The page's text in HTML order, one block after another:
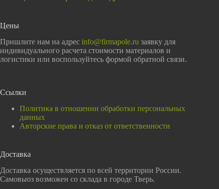
Цены
Пришлите нам на адрес info@firmapole.ru заявку для
индивидуального расчета стоимости материалов и
логистики или воспользуйтесь формой обратной связи.
Ссылки
Политика в отношении обработки персональных
данных
Авторские права и отказ от ответственности
Доставка
Доставка осуществляется по всей территории России.
Самовыоз возможен со склада в городе Тверь.